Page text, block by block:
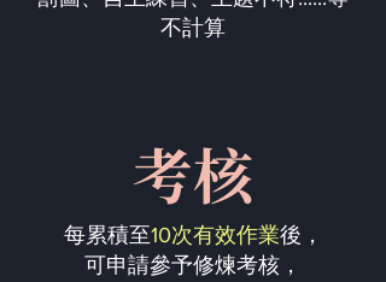
不計算
考核
每累積至10次有效作業後，
可申請參予修煉考核，